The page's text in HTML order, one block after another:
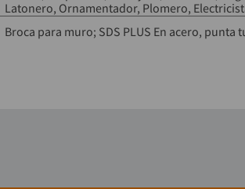
Latonero Ornamentador Plomero
Broca para muro; SDS PLUS En acero, punta